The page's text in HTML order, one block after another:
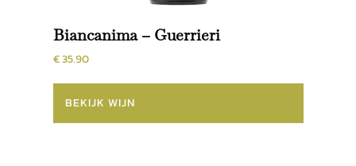
Cadeaubon
Wijnbouwers
Horeca
Biancanima – Guerrieri
€ 35.90
BEKIJK WIJN